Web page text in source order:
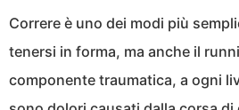
Correre è uno dei modi più
tenersi in forma, ma anche il
componente traumatica, a ogni